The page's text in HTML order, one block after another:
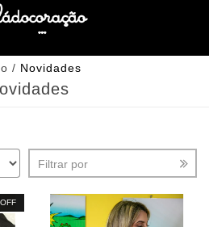
/ Novidades
Filtrar por